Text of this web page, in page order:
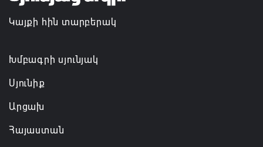
մեծածավալ աշխատանքներ՝ գյուղական
բնակավայրերում
Կայքի հին տարբերակ
Խմբագրի սյունյակ
Սյունիք
Արցախ
Հայաստան